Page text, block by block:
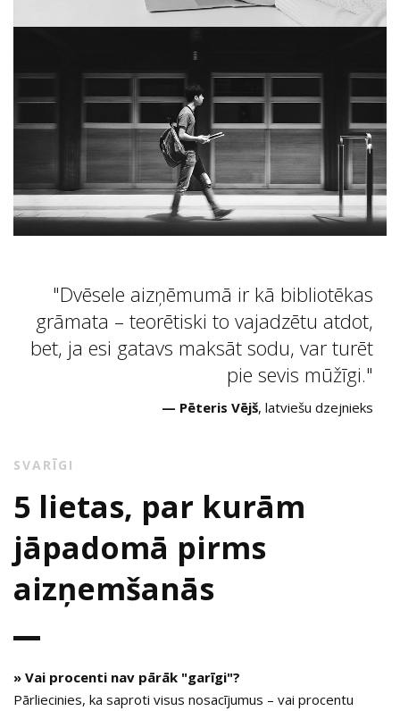
Dvēsele aizņēmumā ir kā bibliotēkas
grāmata – teorētiski to vajadzētu atdot,
bet, ja esi gatavs maksāt sodu, var turēt
pie sevis mūžīgi.
— Pēteris Vējš, latviešu dzejnieks
SVARĪGI
5 lietas, par kurām
jāpadomā pirms
aizņemšanās
» Vai procenti nav pārāk "garīgi"?
Pārliecinies, ka saproti visus nosacījumus – vai procentu